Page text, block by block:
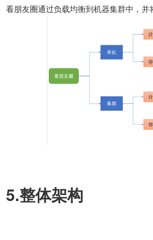
看朋友圈通过负载均衡到机器集群中，并
5.整体架构